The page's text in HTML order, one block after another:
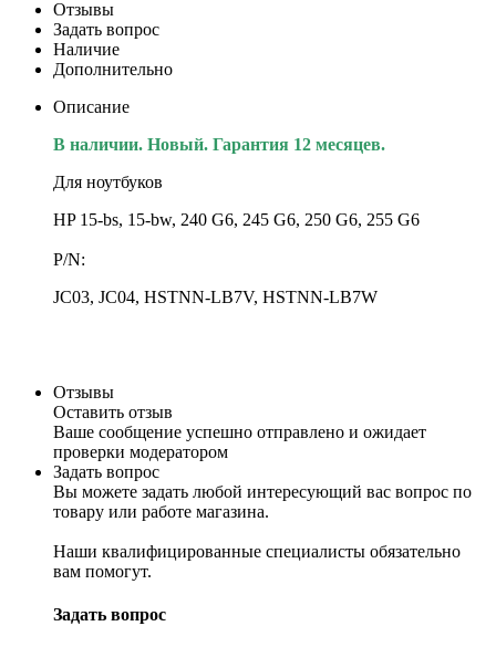
Отзывы
Задать вопрос
Наличие
Дополнительно
Описание
В наличии. Новый. Гарантия 12 месяцев.
Для ноутбуков
HP 15-bs, 15-bw, 240 G6, 245 G6, 250 G6, 255 G6
P/N:
JC03, JC04, HSTNN-LB7V, HSTNN-LB7W
Отзывы
Оставить отзыв
Ваше сообщение успешно отправлено и ожидает
проверки модератором
Задать вопрос
Вы можете задать любой интересующий вас вопрос по
товару или работе магазина.
Наши квалифицированные специалисты обязательно
вам помогут.
Задать вопрос